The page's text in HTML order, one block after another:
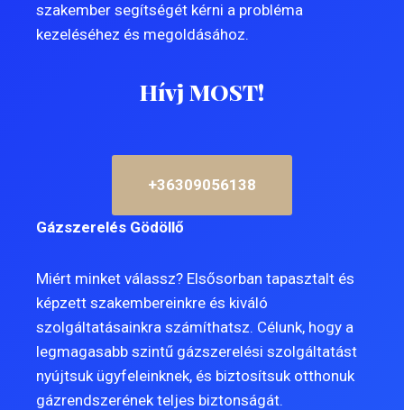
szakember segítségét kérni a probléma
kezeléséhez és megoldásához.
Hívj MOST!
+36309056138
Gázszerelés Gödöllő
Miért minket válassz? Elsősorban tapasztalt és
képzett szakembereinkre és kiváló
szolgáltatásainkra számíthatsz. Célunk, hogy a
legmagasabb szintű gázszerelési szolgáltatást
nyújtsuk ügyfeleinknek, és biztosítsuk otthonuk
gázrendszerének teljes biztonságát.